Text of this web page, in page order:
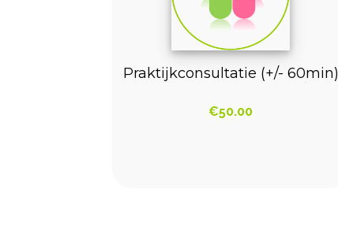
Praktijkconsultatie (+/- 60min)
€50.00